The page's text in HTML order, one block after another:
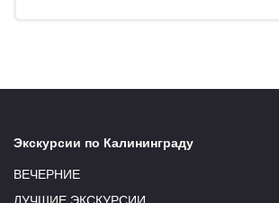
Экскурсии по Калининграду
ВЕЧЕРНИЕ